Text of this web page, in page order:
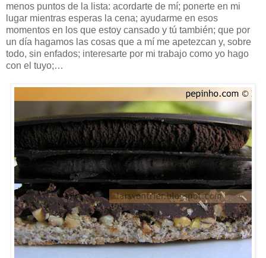
menos puntos de la lista: acordarte de mí; ponerte en mi
lugar mientras esperas la cena; ayudarme en esos
momentos en los que estoy cansado y tú también; que por
un día hagamos las cosas que a mí me apetezcan y, sobre
todo, sin enfados; interesarte por mi trabajo como yo hago
con el tuyo;…